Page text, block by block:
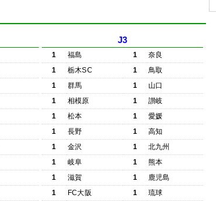
J3
1 福島 1
奈良
1
栃木SC 1
鳥取
1
群馬 1
山口
1
相模原 1
讃岐
1
松本 1
愛媛
1
長野 1
高知
1
金沢 1
北九州
1
岐阜 1
熊本
1
滋賀 1
鹿児島
1
FC大阪 1 琉球